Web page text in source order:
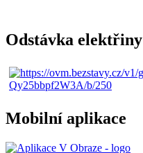
Odstávka elektřiny
Mobilní aplikace